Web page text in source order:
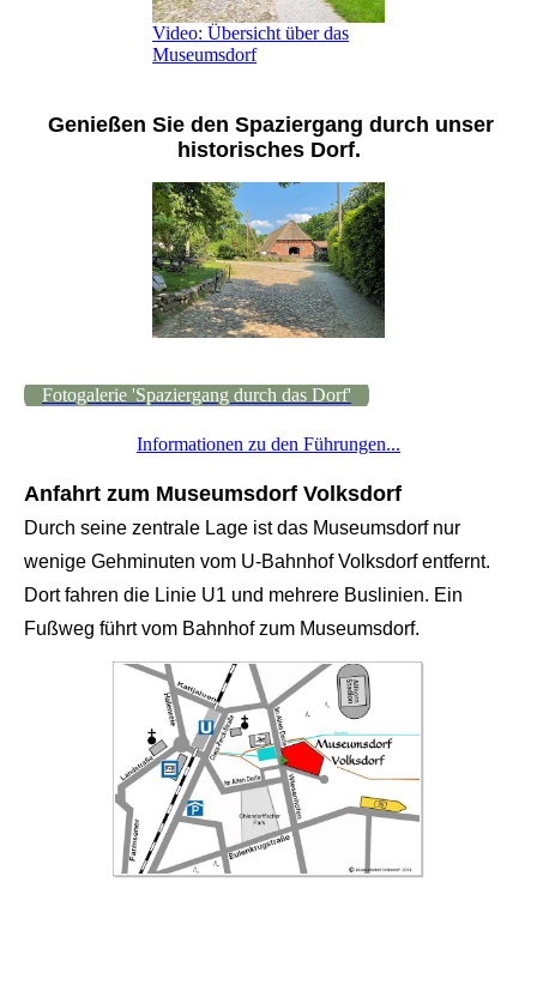
Video: Übersicht über das
Museumsdorf
Genießen Sie den Spaziergang durch unser
historisches Dorf.
Fotogalerie 'Spaziergang durch das Dorf'
Informationen zu den Führungen...
Anfahrt zum Museumsdorf Volksdorf
Durch seine zentrale Lage ist das Museumsdorf nur
wenige Gehminuten vom U-Bahnhof Volksdorf entfernt.
Dort fahren die Linie U1 und mehrere Buslinien. Ein
Fußweg führt vom Bahnhof zum Museumsdorf.